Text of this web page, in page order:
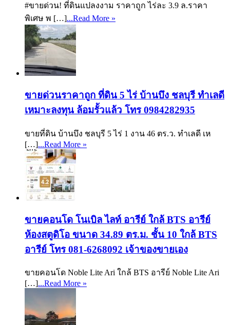
#ขายด่วน! ที่ดินแปลงงาม ราคาถูก ไร่ละ 3.9 ล.ราคา
พิเศษ พ […]...Read More »
ขายด่วนราคาถูก ที่ดิน 5 ไร่ บ้านบึง ชลบุรี ทำเลดี
เหมาะลงทุน ล้อมรั้วแล้ว โทร 0984282935
ขายที่ดิน บ้านบึง ชลบุรี 5 ไร่ 1 งาน 46 ตร.ว. ทำเลดี เห
[…]...Read More »
ขายคอนโด โนเบิล ไลท์ อารีย์ ใกล้ BTS อารีย์
ห้องสตูดิโอ ขนาด 34.89 ตร.ม. ชั้น 10 ใกล้ BTS
อารีย์ โทร 081-6268092 เจ้าของขายเอง
ขายคอนโด Noble Lite Ari ใกล้ BTS อารีย์ Noble Lite Ari
[…]...Read More »